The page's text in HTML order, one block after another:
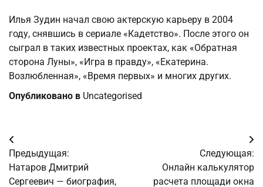
Илья Зудин начал свою актерскую карьеру в 2004
году, снявшись в сериале «Кадетство». После этого он
сыграл в таких известных проектах, как «Обратная
сторона Луны», «Игра в правду», «Екатерина.
Возлюбленная», «Время первых» и многих других.
Опубликовано в Uncategorised
Навигация
по
Предыдущая:
Натаров Дмитрий
Сергеевич — биография,
Следующая:
Онлайн калькулятор
расчета площади окна